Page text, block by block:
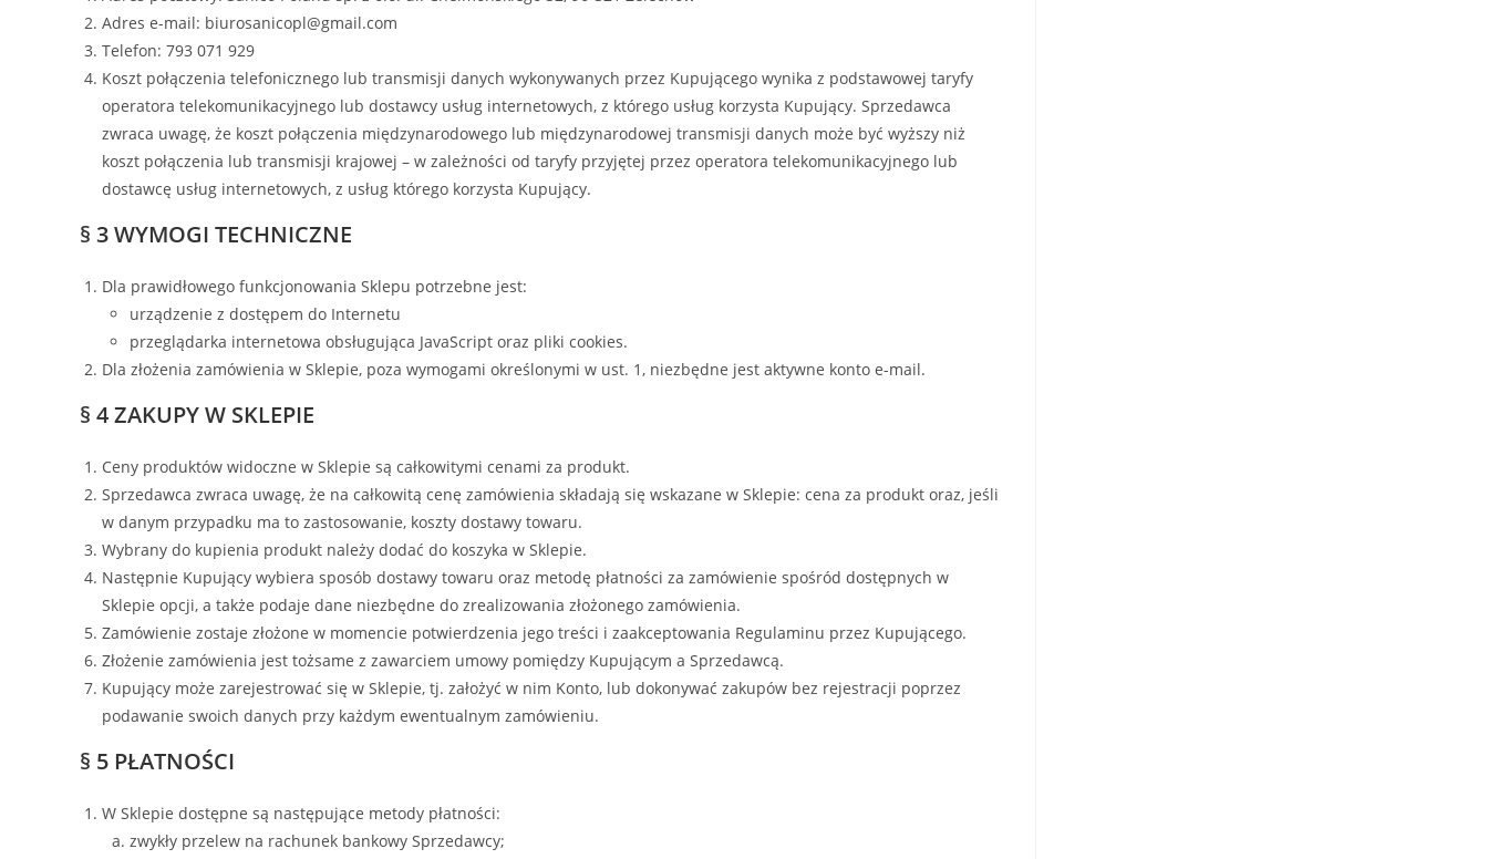
Adres e-mail: biurosanicopl@gmail.com
Telefon: 793 071 929
Koszt połączenia telefonicznego lub transmisji danych wykonywanych przez Kupującego wynika z podstawowej taryfy
operatora telekomunikacyjnego lub dostawcy usług internetowych, z którego usług korzysta Kupujący. Sprzedawca
zwraca uwagę, że koszt połączenia międzynarodowego lub międzynarodowej transmisji danych może być wyższy niż
koszt połączenia lub transmisji krajowej – w zależności od taryfy przyjętej przez operatora telekomunikacyjnego lub
dostawcę usług internetowych, z usług którego korzysta Kupujący.
§ 3 WYMOGI TECHNICZNE
Dla prawidłowego funkcjonowania Sklepu potrzebne jest:
urządzenie z dostępem do Internetu
przeglądarka internetowa obsługująca JavaScript oraz pliki cookies.
Dla złożenia zamówienia w Sklepie, poza wymogami określonymi w ust. 1, niezbędne jest aktywne konto e-mail.
§ 4 ZAKUPY W SKLEPIE
Ceny produktów widoczne w Sklepie są całkowitymi cenami za produkt.
Sprzedawca zwraca uwagę, że na całkowitą cenę zamówienia składają się wskazane w Sklepie: cena za produkt oraz, jeśli
w danym przypadku ma to zastosowanie, koszty dostawy towaru.
Wybrany do kupienia produkt należy dodać do koszyka w Sklepie.
Następnie Kupujący wybiera sposób dostawy towaru oraz metodę płatności za zamówienie spośród dostępnych w
Sklepie opcji, a także podaje dane niezbędne do zrealizowania złożonego zamówienia.
Zamówienie zostaje złożone w momencie potwierdzenia jego treści i zaakceptowania Regulaminu przez Kupującego.
Złożenie zamówienia jest tożsame z zawarciem umowy pomiędzy Kupującym a Sprzedawcą.
Kupujący może zarejestrować się w Sklepie, tj. założyć w nim Konto, lub dokonywać zakupów bez rejestracji poprzez
podawanie swoich danych przy każdym ewentualnym zamówieniu.
§ 5 PŁATNOŚCI
W Sklepie dostępne są następujące metody płatności:
zwykły przelew na rachunek bankowy Sprzedawcy;